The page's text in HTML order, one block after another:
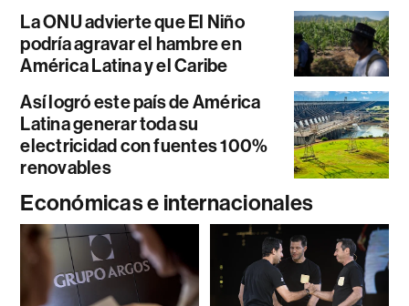
La ONU advierte que El Niño
podría agravar el hambre en
América Latina y el Caribe
Así logró este país de América
Latina generar toda su
electricidad con fuentes 100%
renovables
Económicas e internacionales